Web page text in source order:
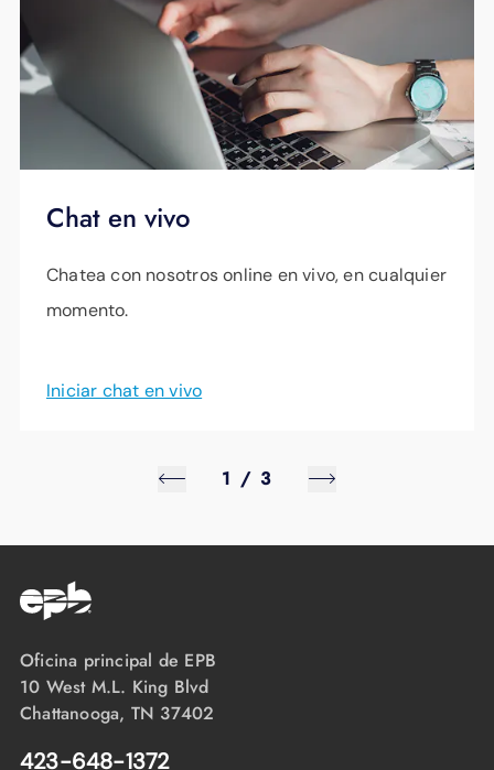
Chat en vivo
Chatea con nosotros online en vivo, en cualquier
momento.
Iniciar chat en vivo
1 / 3
Oficina principal de EPB
10 West M.L. King Blvd
Chattanooga, TN 37402
423-648-1372